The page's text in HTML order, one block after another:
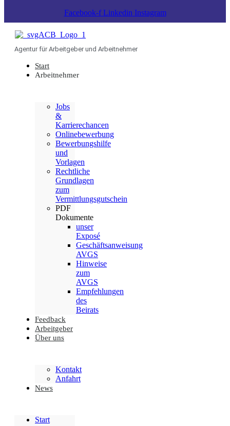
Facebook-f Linkedin Instagram
Agentur für Arbeitgeber und Arbeitnehmer
Start
Arbeitnehmer
Jobs
&
Karrierechancen
Onlinebewerbung
Bewerbungshilfe
und
Vorlagen
Rechtliche
Grundlagen
zum
Vermittlungsgutschein
PDF
Dokumente
unser
Exposé
Geschäftsanweisung
AVGS
Hinweise
zum
AVGS
Empfehlungen
des
Beirats
Feedback
Arbeitgeber
Über uns
Kontakt
Anfahrt
News
Start